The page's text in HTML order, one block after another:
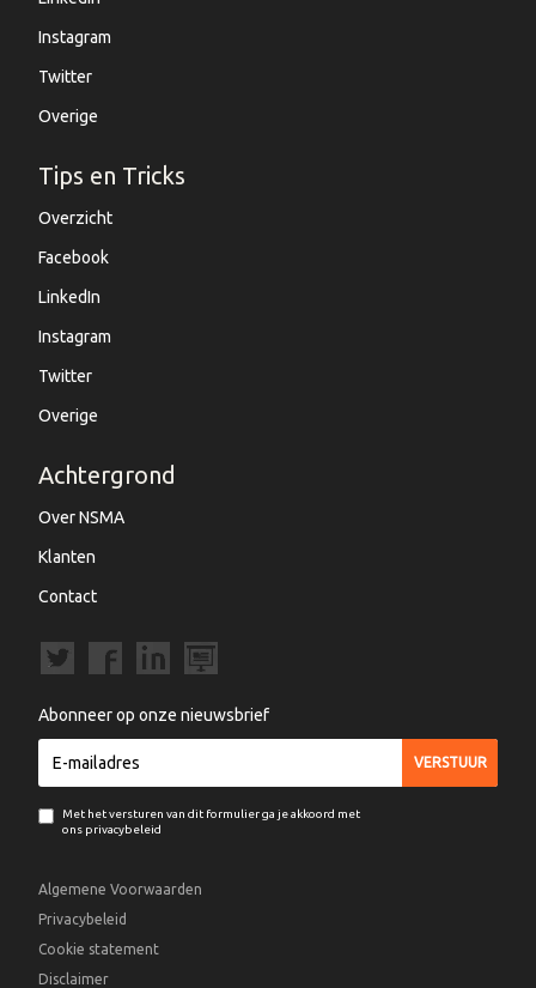
Instagram
Twitter
Overige
Tips en Tricks
Overzicht
Facebook
LinkedIn
Instagram
Twitter
Overige
Achtergrond
Over NSMA
Klanten
Contact
Abonneer op onze nieuwsbrief
Met het versturen van dit formulier ga je akkoord met
ons privacybeleid
Algemene Voorwaarden
Privacybeleid
Cookie statement
Disclaimer